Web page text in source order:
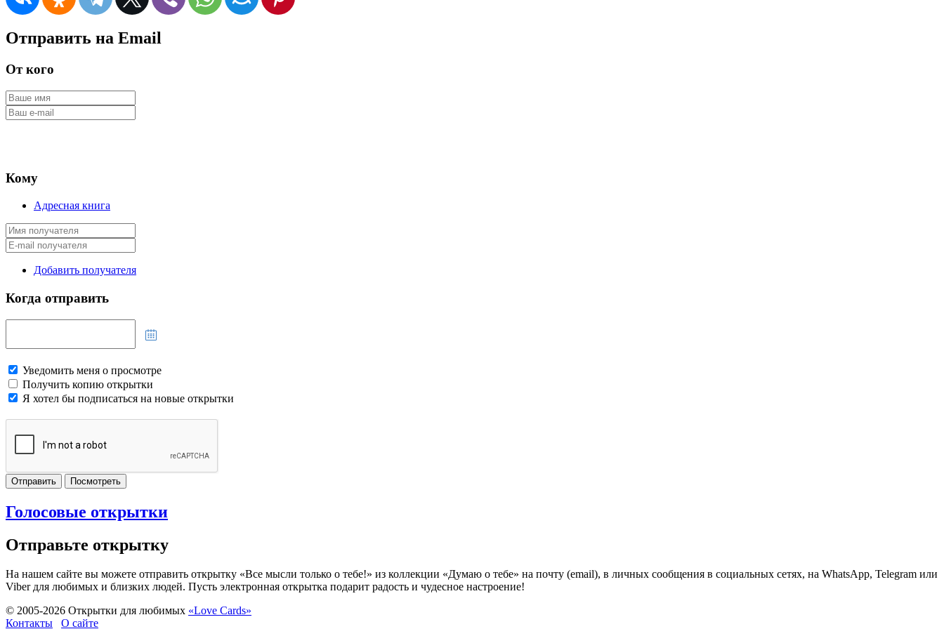
Отправить на Email
От кого
Кому
Адресная книга
Добавить получателя
Когда отправить
Уведомить меня о просмотре
Получить копию открытки
Я хотел бы подписаться на новые открытки
Отправить Посмотреть
Голосовые открытки
Отправьте открытку
На нашем сайте вы можете отправить открытку «Все мысли только о тебе!» из коллекции «Думаю о тебе» на почту (email), в личных сообщения в социальных сетях, на WhatsApp, Telegram или
Viber для любимых и близких людей. Пусть электронная открытка подарит радость и чудесное настроение!
© 2005-2026 Открытки для любимых «Love Cards»
Контакты
О сайте